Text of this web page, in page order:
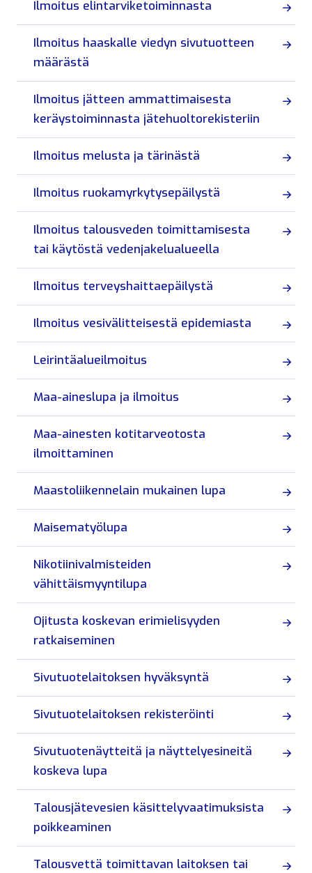
Ilmoitus elintarviketoiminnasta
Ilmoitus haaskalle viedyn sivutuotteen
määrästä
Ilmoitus jätteen ammattimaisesta
keräystoiminnasta jätehuoltorekisteriin
Ilmoitus melusta ja tärinästä
Ilmoitus ruokamyrkytysepäilystä
Ilmoitus talousveden toimittamisesta
tai käytöstä vedenjakelualueella
Ilmoitus terveyshaittaepäilystä
Ilmoitus vesivälitteisestä epidemiasta
Leirintäalueilmoitus
Maa-aineslupa ja ilmoitus
Maa-ainesten kotitarveotosta
ilmoittaminen
Maastoliikennelain mukainen lupa
Maisematyölupa
Nikotiinivalmisteiden
vähittäismyyntilupa
Ojitusta koskevan erimielisyyden
ratkaiseminen
Sivutuotelaitoksen hyväksyntä
Sivutuotelaitoksen rekisteröinti
Sivutuotenäytteitä ja näyttelyesineitä
koskeva lupa
Talousjätevesien käsittelyvaatimuksista
poikkeaminen
Talousvettä toimittavan laitoksen tai